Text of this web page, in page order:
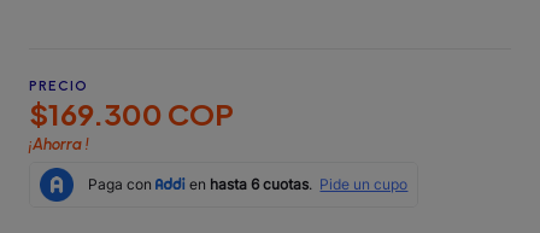
PRECIO
$169.300 COP
¡Ahorra!